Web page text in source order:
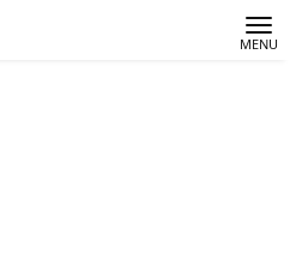
MENU